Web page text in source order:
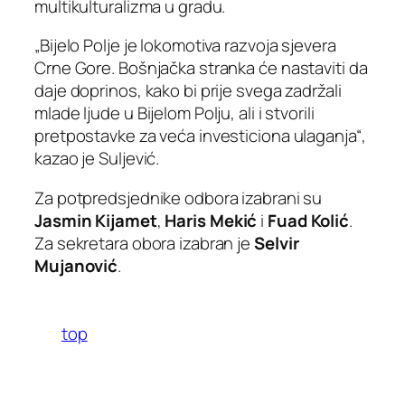
multikulturalizma u gradu.
„Bijelo Polje je lokomotiva razvoja sjevera
Crne Gore. Bošnjačka stranka će nastaviti da
daje doprinos, kako bi prije svega zadržali
mlade ljude u Bijelom Polju, ali i stvorili
pretpostavke za veća investiciona ulaganja“,
kazao je Suljević.
Za potpredsjednike odbora izabrani su
Jasmin Kijamet, Haris Mekić i Fuad Kolić.
Za sekretara obora izabran jeSelvir
Mujanović.
top